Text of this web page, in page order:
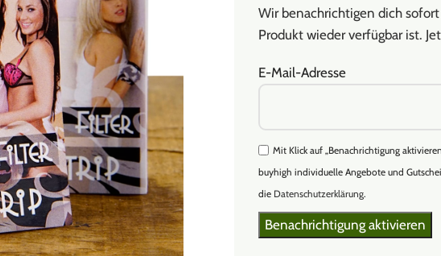
Wir benachrichtigen dich
Produkt wieder verfügbar ist.
E-Mail-Adresse
Mit Klick auf „Benachrichtigung
buyhigh individuelle Angebote und
die Datenschutzerklärung.